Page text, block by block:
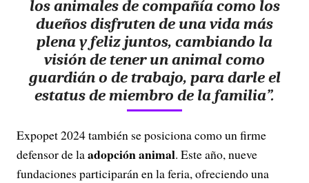
los animales de compañía como los
dueños disfruten de una vida más
plena y feliz juntos, cambiando la
visión de tener un animal como
guardián o de trabajo, para darle el
estatus de miembro de la familia”.
Expopet 2024 también se posiciona como un firme
defensor de laadopción animal. Este año, nueve
fundaciones participarán en la feria, ofreciendo una